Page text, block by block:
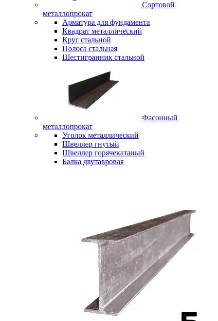
Сортовой
металлопрокат
Арматура для фундамента
Квадрат металлический
Круг стальной
Полоса стальная
Шестигранник стальной
Фасонный
металлопрокат
Уголок металлический
Швеллер гнутый
Швеллер горячекатаный
Балка двутавровая